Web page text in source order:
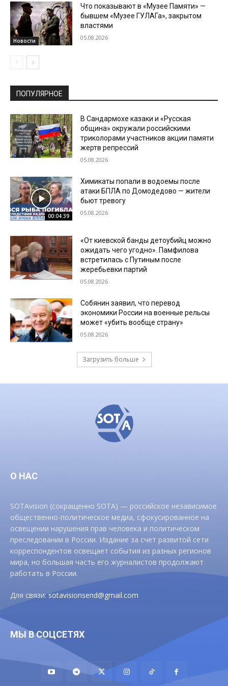
Новости
Что показывают в «Музее Памяти» —
бывшем «Музее ГУЛАГа», закрытом
властями
05.08.2026
ПОПУЛЯРНОЕ
В Сандармохе казаки и «Русская
община» окружали российскими
триколорами участников акции памяти
жертв репрессий
05.08.2026
00:04:39
Химикаты попали в водоемы после
атаки БПЛА по Домодедово — жители
бьют тревогу
05.08.2026
«От киевской банды детоубийц можно
ожидать чего угодно». Памфилова
встретилась с Путиным после
жеребьевки партий
05.08.2026
Собянин заявил, что перевод
экономики России на военные рельсы
может «убить вообще страну»
05.08.2026
Загрузить больше
О НАС
SOTAvision (сокращенно SOTA) — российское независимое
общественно-политическое медиа, сфокусированное на
освещении нарушения прав человека и политическом
преследовании в России. Издание за счет развитой сети
корреспондентов освещает события из разных регионов
мира, но большая часть его журналистов продолжают
работать в России.
Для связи:sotavisionsend@gmail.com
МЫ В СОЦСЕТЯХ